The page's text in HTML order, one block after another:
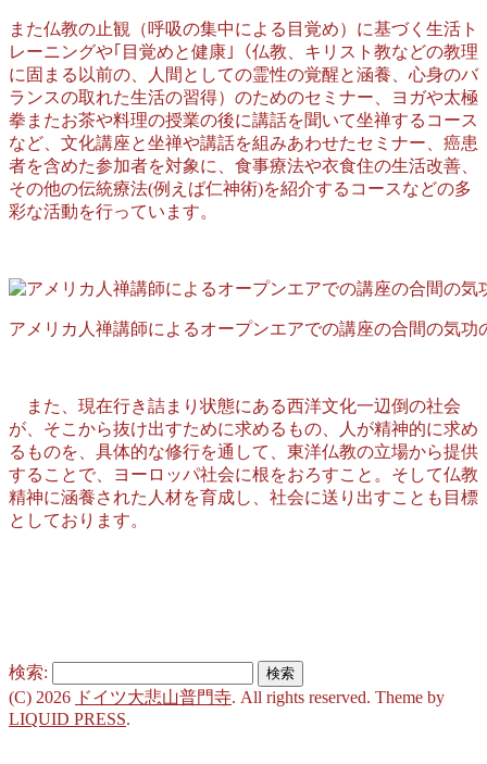
また仏教の止観（呼吸の集中による目覚め）に基づく生活ト
レーニングや｢目覚めと健康｣（仏教、キリスト教などの教理
に固まる以前の、人間としての霊性の覚醒と涵養、心身のバ
ランスの取れた生活の習得）のためのセミナー、ヨガや太極
拳またお茶や料理の授業の後に講話を聞いて坐禅するコース
など、文化講座と坐禅や講話を組みあわせたセミナー、癌患
者を含めた参加者を対象に、食事療法や衣食住の生活改善、
その他の伝統療法(例えば仁神術)を紹介するコースなどの多
彩な活動を行っています。
アメリカ人禅講師によるオープンエアでの講座の合間の気功
また、現在行き詰まり状態にある西洋文化一辺倒の社会
が、そこから抜け出すために求めるもの、人が精神的に求め
るものを、具体的な修行を通して、東洋仏教の立場から提供
することで、ヨーロッパ社会に根をおろすこと。そして仏教
精神に涵養された人材を育成し、社会に送り出すことも目標
としております。
検索:
(C) 2026 ドイツ大悲山普門寺. All rights reserved. Theme by
LIQUID PRESS.